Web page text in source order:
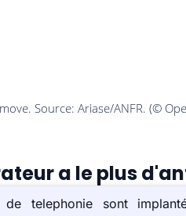
a le plus
de telephonie sont